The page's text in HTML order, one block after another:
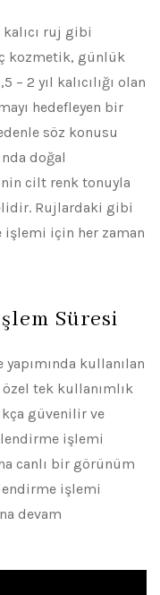
ruj gibi
kozmetik, günlük
2 yıl kalıcılığı olan
hedefleyen bir
söz konusu
doğal
cilt renk tonuyla
Rujlardaki gibi
için her zaman
Süresi
kullanılan
tek kullanımlık
güvenilir ve
işlemi
canlı bir görünüm
işlemi
devam